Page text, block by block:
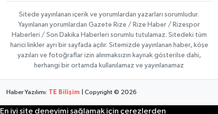
Sitede yayınlanan içerik ve yorumlardan yazarları sorumludur.
Yayınlanan yorumlardan Gazete Rize / Rize Haber / Rizespor
Haberleri / Son Dakika Haberleri sorumlu tutulamaz. Sitedeki tüm
harici linkler ayrı bir sayfada açılır. Sitemizde yayınlanan haber, köşe
yazıları ve fotoğraflar izin alınmaksızın kaynak gösterilse dahi,
herhangi bir ortamda kullanılamaz ve yayınlanamaz
Haber Yazılımı: TE Bilişim | Copyright © 2026
En iyi site deneyimi sağlamak için çerezlerden